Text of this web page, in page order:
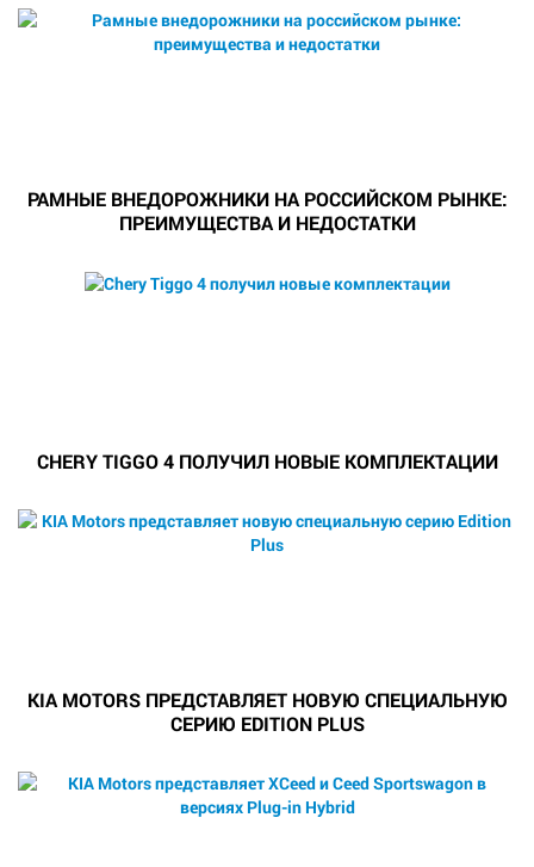
РАМНЫЕ ВНЕДОРОЖНИКИ НА РОССИЙСКОМ РЫНКЕ:
ПРЕИМУЩЕСТВА И НЕДОСТАТКИ
CHERY TIGGO 4 ПОЛУЧИЛ НОВЫЕ КОМПЛЕКТАЦИИ
KIA MOTORS ПРЕДСТАВЛЯЕТ НОВУЮ СПЕЦИАЛЬНУЮ
СЕРИЮ EDITION PLUS